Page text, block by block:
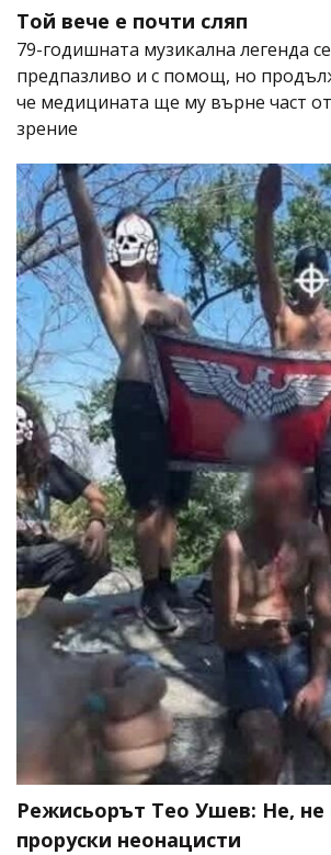
Той вече е почти сляп
79-годишната музикална легенда
предпазливо и с помощ, но
че медицината ще му върне част
зрение
Режисьорът Тео Ушев: Не, не
проруски неонацисти